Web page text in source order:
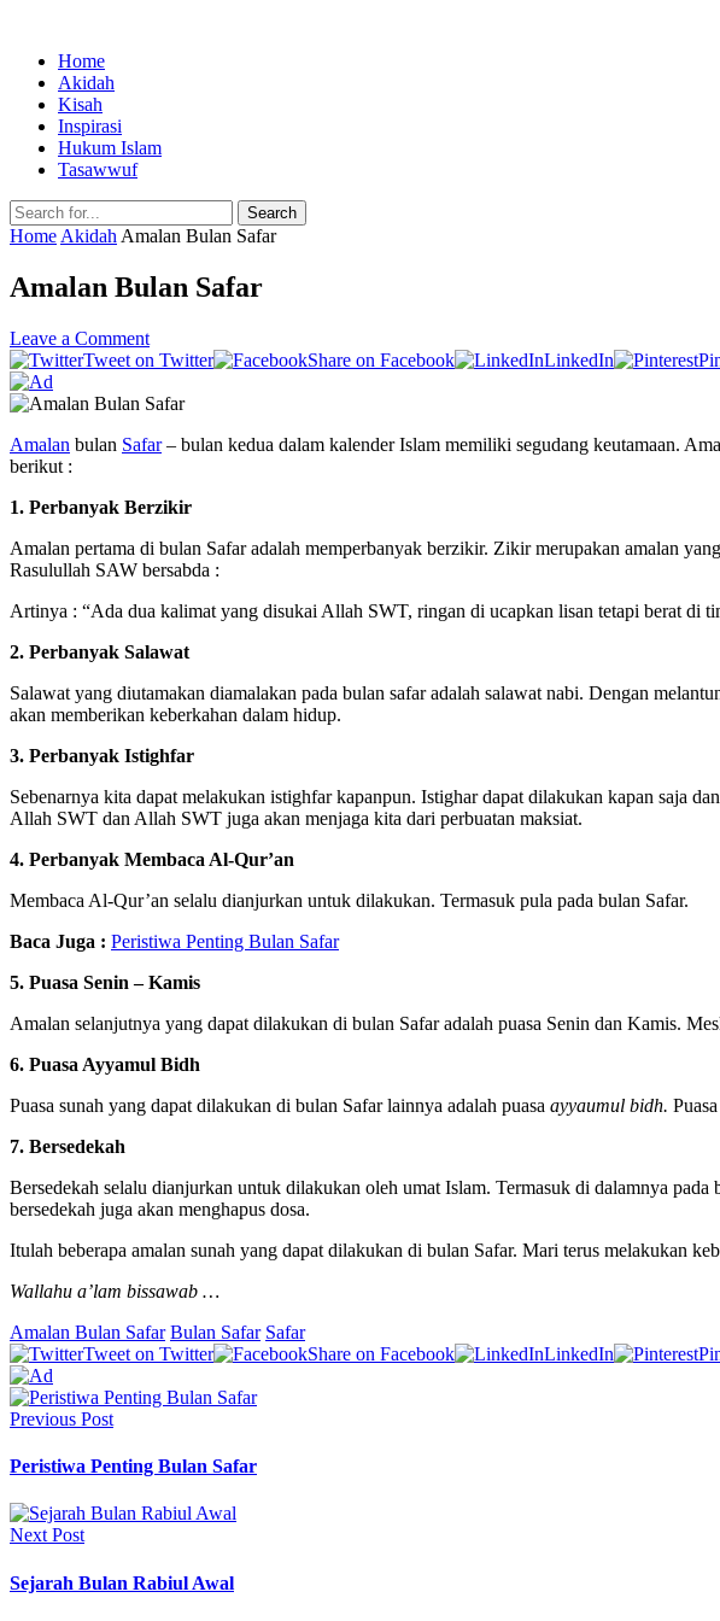
Home
Akidah
Kisah
Inspirasi
Hukum Islam
Tasawwuf
Search
Home Akidah Amalan Bulan Safar
Amalan Bulan Safar
Leave a Comment
Tweet on Twitter
Share on Facebook LinkedIn
Amalan bulan Safar– bulan kedua dalam kalender Islam memiliki segudang keutamaan.
berikut :
1. Perbanyak Berzikir
Amalan pertama di bulan Safar adalah memperbanyak berzikir. Zikir merupakan amalan
Rasulullah SAW bersabda :
Artinya : “Ada dua kalimat yang disukai Allah SWT, ringan di ucapkan lisan tetapi berat di
2. Perbanyak Salawat
Salawat yang diutamakan diamalakan pada bulan safar adalah salawat nabi. Dengan
akan memberikan keberkahan dalam hidup.
3. Perbanyak Istighfar
Sebenarnya kita dapat melakukan istighfar kapanpun. Istighar dapat dilakukan kapan saja
Allah SWT dan Allah SWT juga akan menjaga kita dari perbuatan maksiat.
4. Perbanyak Membaca Al-Qur’an
Membaca Al-Qur’an selalu dianjurkan untuk dilakukan. Termasuk pula pada bulan Safar.
Baca Juga : Peristiwa Penting Bulan Safar
5. Puasa Senin – Kamis
Amalan selanjutnya yang dapat dilakukan di bulan Safar adalah puasa Senin dan Kamis.
6. Puasa Ayyamul Bidh
Puasa sunah yang dapat dilakukan di bulan Safar lainnya adalah puasa ayyaumul bidh. Puasa
7. Bersedekah
Bersedekah selalu dianjurkan untuk dilakukan oleh umat Islam. Termasuk di dalamnya
bersedekah juga akan menghapus dosa.
Itulah beberapa amalan sunah yang dapat dilakukan di bulan Safar. Mari terus melakukan
Wallahu a’lam bissawab …
Amalan Bulan Safar Bulan Safar Safar
Tweet on Twitter
Share on Facebook LinkedIn
Previous Post
Peristiwa Penting Bulan Safar
Next Post
Sejarah Bulan Rabiul Awal